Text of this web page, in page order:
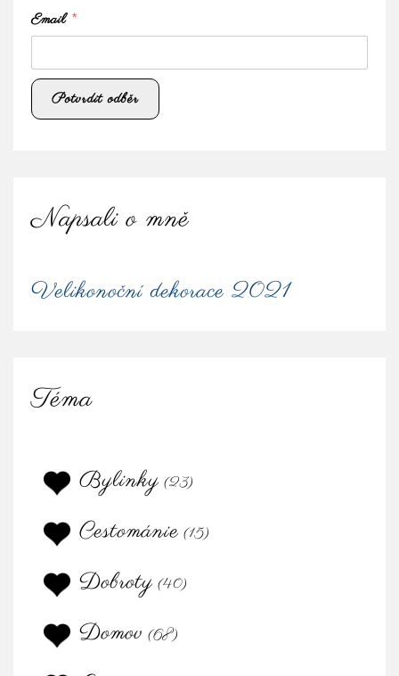
Email *
Napsali o mně
Velikonoční dekorace 2021
Téma
Bylinky (23)
Cestománie (15)
Dobroty (40)
Domov (68)